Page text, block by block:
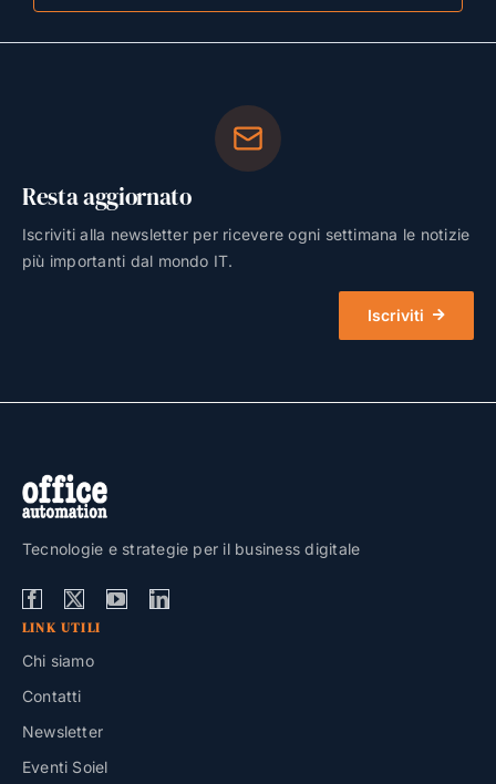
Resta aggiornato
Iscriviti alla newsletter per ricevere ogni settimana le notizie
più importanti dal mondo IT.
Iscriviti
Tecnologie e strategie per il business digitale
LINK UTILI
Chi siamo
Contatti
Newsletter
Eventi Soiel